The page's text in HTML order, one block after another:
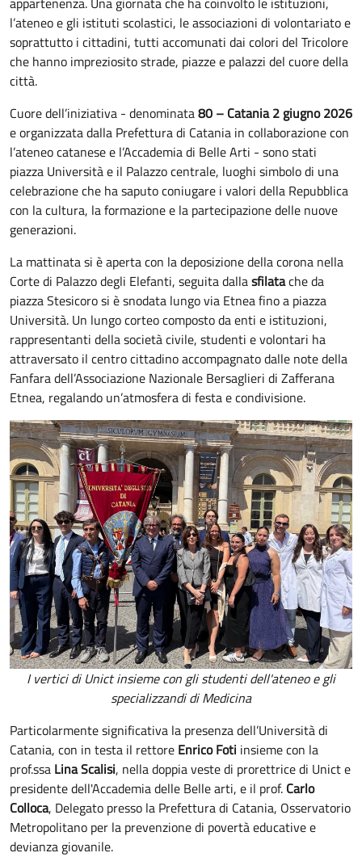
l’ateneo e gli istituti scolastici, le associazioni di volontariato e
soprattutto i cittadini, tutti accomunati dai colori del Tricolore
che hanno impreziosito strade, piazze e palazzi del cuore della
città.
Cuore dell’iniziativa - denominata80 – Catania 2 giugno 2026
e organizzata dalla Prefettura di Catania in collaborazione con
l’ateneo catanese e l’Accademia di Belle Arti - sono stati
piazza Università e il Palazzo centrale, luoghi simbolo di una
celebrazione che ha saputo coniugare i valori della Repubblica
con la cultura, la formazione e la partecipazione delle nuove
generazioni.
La mattinata si è aperta con la deposizione della corona nella
Corte di Palazzo degli Elefanti, seguita dallasfilatache da
piazza Stesicoro si è snodata lungo via Etnea fino a piazza
Università. Un lungo corteo composto da enti e istituzioni,
rappresentanti della società civile, studenti e volontari ha
attraversato il centro cittadino accompagnato dalle note della
Fanfara dell’Associazione Nazionale Bersaglieri di Zafferana
Etnea, regalando un’atmosfera di festa e condivisione.
I vertici di Unict insieme con gli studenti dell'ateneo e gli
specializzandi di Medicina
Particolarmente significativa la presenza dell’Università di
Catania, con in testa il rettore Enrico Foti insieme con la
prof.ssa Lina Scalisi, nella doppia veste di prorettrice di Unict e
presidente dell'Accademia delle Belle arti, e il prof. Carlo
Colloca, Delegato presso la Prefettura di Catania, Osservatorio
Metropolitano per la prevenzione di povertà educative e
devianza giovanile.